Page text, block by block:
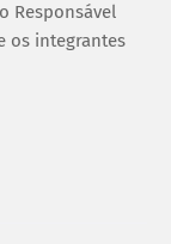
Responsável
os integrantes